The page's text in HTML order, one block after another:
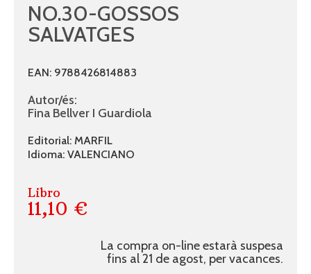
NO.30-GOSSOS
SALVATGES
EAN: 9788426814883
Autor/és:
Fina Bellver I Guardiola
Editorial: MARFIL
Idioma: VALENCIANO
Libro
11,10 €
La compra on-line estarà suspesa
fins al 21 de agost, per vacances.